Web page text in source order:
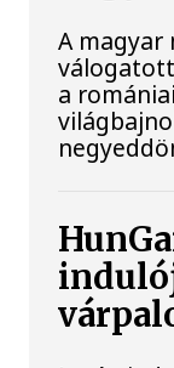
A magyar
a